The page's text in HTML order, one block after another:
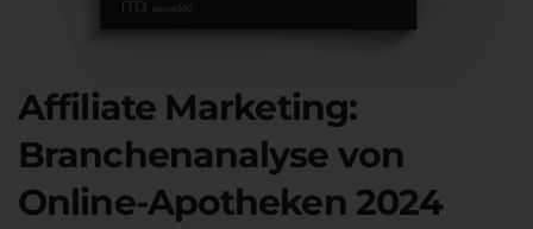
Affiliate Marketing:
Branchenanalyse von
Online-Apotheken 2024